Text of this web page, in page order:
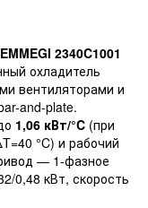
2340C1001
охладитель
вентиляторами и
and-plate.
1,06 кВт/°C (при
°C) и рабочий
— 1-фазное
0,48 кВт, скорость